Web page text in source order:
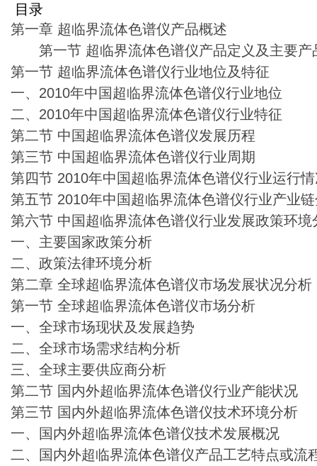
目录
第一章 超临界流体色谱仪产品概述
第一节 超临界流体色谱仪产品定义及主要
第一节 超临界流体色谱仪行业地位及特征
一、2010年中国超临界流体色谱仪行业地位
二、2010年中国超临界流体色谱仪行业特征
第二节 中国超临界流体色谱仪发展历程
第三节 中国超临界流体色谱仪行业周期
第四节 2010年中国超临界流体色谱仪行业运行
第五节 2010年中国超临界流体色谱仪行业产业
第六节 中国超临界流体色谱仪行业发展政策环
一、主要国家政策分析
二、政策法律环境分析
第二章 全球超临界流体色谱仪市场发展状况分析
第一节 全球超临界流体色谱仪市场分析
一、全球市场现状及发展趋势
二、全球市场需求结构分析
三、全球主要供应商分析
第二节 国内外超临界流体色谱仪行业产能状况
第三节 国内外超临界流体色谱仪技术环境分析
一、国内外超临界流体色谱仪技术发展概况
二、国内外超临界流体色谱仪产品工艺特点或流